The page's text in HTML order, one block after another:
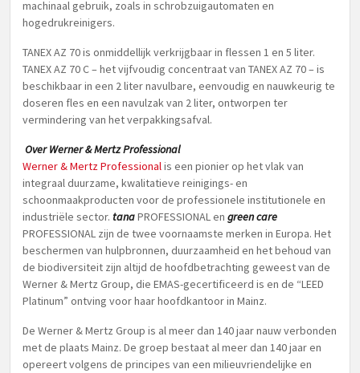
machinaal gebruik, zoals in schrobzuigautomaten en
hogedrukreinigers.
TANEX AZ 70 is onmiddellijk verkrijgbaar in flessen 1 en 5 liter.
TANEX AZ 70 C – het vijfvoudig concentraat van TANEX AZ 70 – is
beschikbaar in een 2 liter navulbare, eenvoudig en nauwkeurig te
doseren fles en een navulzak van 2 liter, ontworpen ter
vermindering van het verpakkingsafval.
Over Werner & Mertz Professional
Werner & Mertz Professionalis een pionier op het vlak van
integraal duurzame, kwalitatieve reinigings- en
schoonmaakproducten voor de professionele institutionele en
industriële sector. tanaPROFESSIONAL en green care
PROFESSIONAL zijn de twee voornaamste merken in Europa. Het
beschermen van hulpbronnen, duurzaamheid en het behoud van
de biodiversiteit zijn altijd de hoofdbetrachting geweest van de
Werner & Mertz Group, die EMAS-gecertificeerd is en de “LEED
Platinum” ontving voor haar hoofdkantoor in Mainz.
De Werner & Mertz Group is al meer dan 140 jaar nauw verbonden
met de plaats Mainz. De groep bestaat al meer dan 140 jaar en
opereert volgens de principes van een milieuvriendelijke en